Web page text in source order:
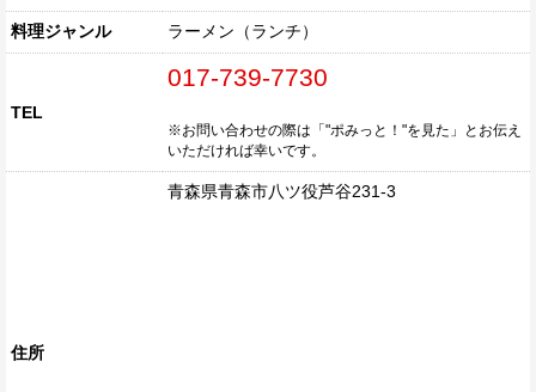
料理ジャンル ラーメン（ランチ）
TEL
017-739-7730
※お問い合わせの際は「"ポみっと！"を見た」とお伝え
いただければ幸いです。
住所
青森県青森市八ツ役芦谷231-3